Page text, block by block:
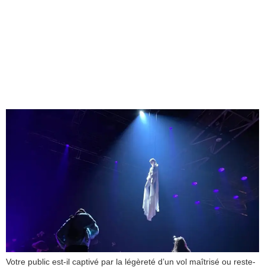
Votre public est-il captivé par la légèreté d’un vol maîtrisé ou reste-